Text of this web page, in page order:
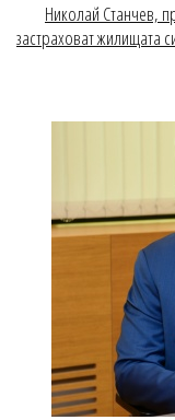
Николай Станчев,
застраховат жилищата